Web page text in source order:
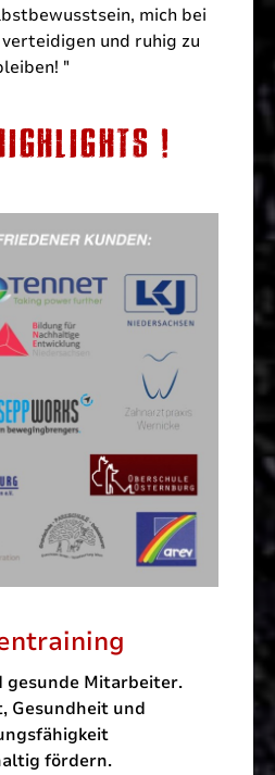
mich bei
und ruhig zu
"
!
gesunde Mitarbeiter.
Gesundheit und
fördern.